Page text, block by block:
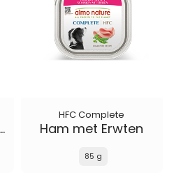
Scharrelkip met Courgette
HFC Complete
Ham met Erwten
85 g